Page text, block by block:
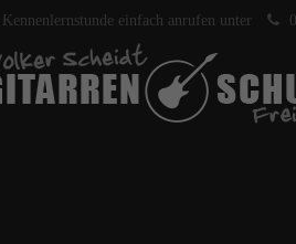
Kennenlernstunde einfach anrufen unter